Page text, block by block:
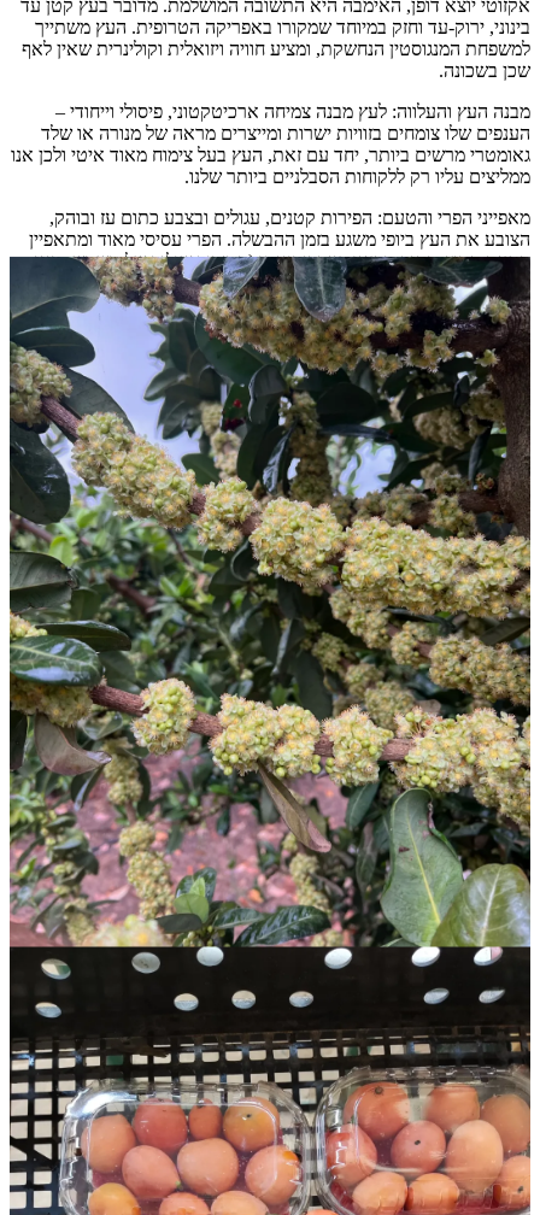
אקזוטי יוצא דופן, האימבה היא התשובה המושלמת. מדובר בעץ קטן עד
בינוני, ירוק-עד וחזק במיוחד שמקורו באפריקה הטרופית. העץ משתייך
למשפחת המנגוסטין הנחשקת, ומציע חוויה ויזואלית וקולינרית שאין לאף
שכן בשכונה.
מבנה העץ והעלווה: לעץ מבנה צמיחה ארכיטקטוני, פיסולי וייחודי –
הענפים שלו צומחים בזוויות ישרות ומייצרים מראה של מנורה או שלד
גאומטרי מרשים ביותר, יחד עם זאת, העץ בעל צימוח מאוד איטי ולכן אנו
ממליצים עליו רק ללקוחות הסבלניים ביותר שלנו.
מאפייני הפרי והטעם: הפירות קטנים, עגולים ובצבע כתום עז ובוהק,
הצובע את העץ ביופי משגע בזמן ההבשלה. הפרי עסיסי מאוד ומתאפיין
בטעם חמוץ-מתוק מרענן, עז ודומיננטי (המזכיר שילוב של משמש, מנגו
והדרים). הוא עשיר מאוד בויטמינים ונוגדי חמצון, ומצוין לאכילה ידנית
ישירות מהעץ, להכנת ריבות משובחות או לשדרוג משקאות וקינוחים.